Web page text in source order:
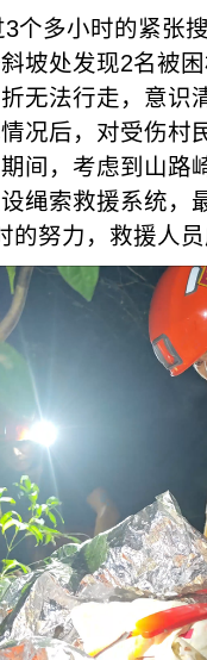
个多小时的紧张
坡处发现2名被
无法行走，意识
况后，对受伤村
间，考虑到山路
绳索救援系统，
的努力，救援人